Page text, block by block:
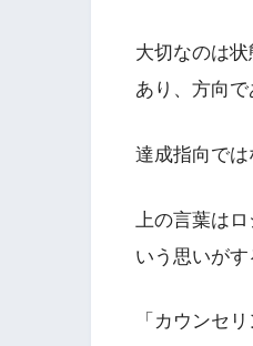
大切なのは
あり、方向
達成指向では
上の言葉は
いう思いが
「カウンセ